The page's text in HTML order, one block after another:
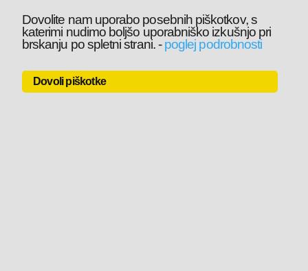
Dovolite nam uporabo posebnih piškotkov, s
katerimi nudimo boljšo uporabniško izkušnjo pri
brskanju po spletni strani.-poglej podrobnosti
Dovoli piškotke